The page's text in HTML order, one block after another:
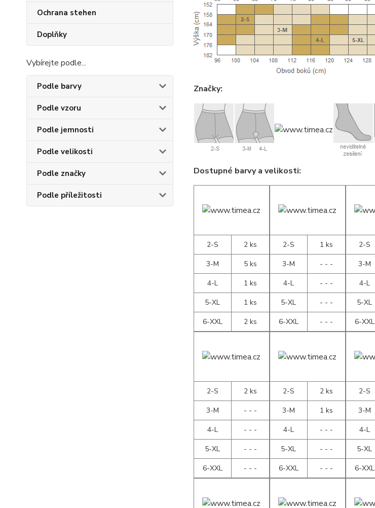
Ochrana stehen
Doplňky
Vybírejte podle...
Podle barvy
Podle vzoru
Podle jemnosti
Podle velikosti
Podle značky
Podle příležitosti
Značky:
Dostupné barvy a velikosti:
2-S
2 ks
3-M
5 ks
4-L
1 ks
5-XL
1 ks
6-XXL
2 ks
2-S
1 ks
3-M
- - -
4-L
- - -
5-XL
- - -
6-XXL
- - -
2-S
3-M
4-L
5-XL
6-XXL
2-S
2 ks
3-M
- - -
4-L
- - -
5-XL
- - -
6-XXL
- - -
2-S
2 ks
3-M
1 ks
4-L
- - -
5-XL
- - -
6-XXL
- - -
2-S
3-M
4-L
5-XL
6-XXL